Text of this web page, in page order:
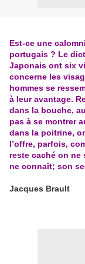
Est-ce une
portugais ? Le
Japonais ont six
concerne les
hommes se
à leur avantage.
dans la bouche,
pas à se montrer
dans la poitrine,
l’offre, parfois,
reste caché on ne
ne connaît; son
Jacques Brault